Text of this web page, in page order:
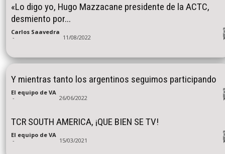
«Lo digo yo, Hugo Mazzacane presidente de la ACTC,
desmiento por...
Carlos Saavedra
- 11/08/2022
Y mientras tanto los argentinos seguimos participando
El equipo de VA
- 26/06/2022
TCR SOUTH AMERICA, ¡QUE BIEN SE TV!
El equipo de VA
- 15/03/2021